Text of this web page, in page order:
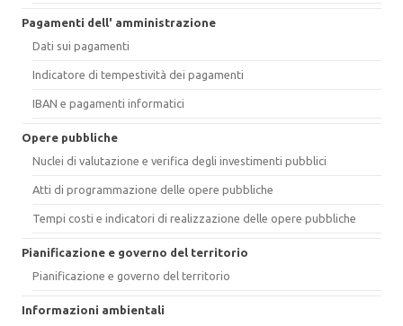
Pagamenti dell' amministrazione
Dati sui pagamenti
Indicatore di tempestività dei pagamenti
IBAN e pagamenti informatici
Opere pubbliche
Nuclei di valutazione e verifica degli investimenti pubblici
Atti di programmazione delle opere pubbliche
Tempi costi e indicatori di realizzazione delle opere pubbliche
Pianificazione e governo del territorio
Pianificazione e governo del territorio
Informazioni ambientali